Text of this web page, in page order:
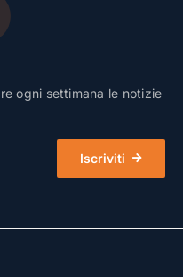
ogni settimana le notizie
Iscriviti